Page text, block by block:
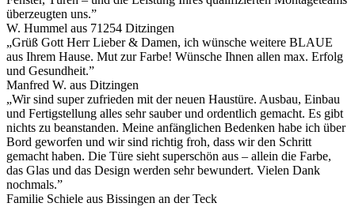
überzeugten uns.”
W. Hummel aus 71254 Ditzingen
„Grüß Gott Herr Lieber & Damen, ich wünsche weitere BLAUE
aus Ihrem Hause. Mut zur Farbe! Wünsche Ihnen allen max. Erfolg
und Gesundheit.”
Manfred W. aus Ditzingen
„Wir sind super zufrieden mit der neuen Haustüre. Ausbau, Einbau
und Fertigstellung alles sehr sauber und ordentlich gemacht. Es gibt
nichts zu beanstanden. Meine anfänglichen Bedenken habe ich über
Bord geworfen und wir sind richtig froh, dass wir den Schritt
gemacht haben. Die Türe sieht superschön aus – allein die Farbe,
das Glas und das Design werden sehr bewundert. Vielen Dank
nochmals.”
Familie Schiele aus Bissingen an der Teck